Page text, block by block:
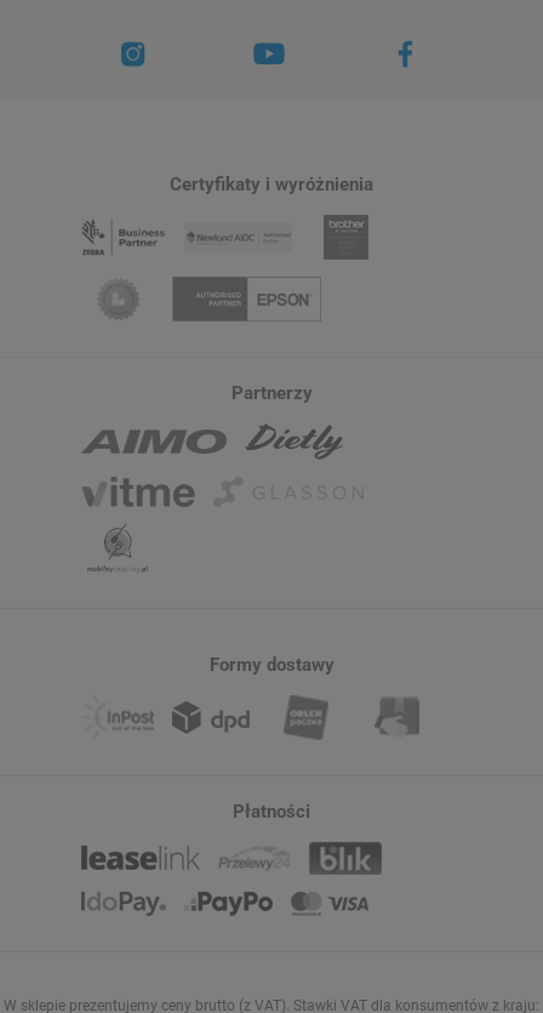
Certyfikaty i wyróżnienia
Partnerzy
Formy dostawy
Płatności
W sklepie prezentujemy ceny brutto (z VAT). Stawki VAT dla konsumentów z kraju: